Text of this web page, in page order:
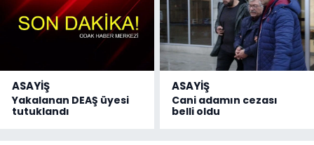
ASAYİŞ
Yakalanan DEAŞ üyesi
tutuklandı
ASAYİŞ
Cani adamın cezası
belli oldu